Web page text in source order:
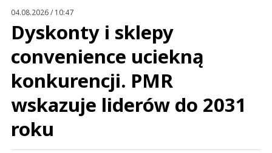
04.08.2026 / 10:47
Dyskonty i sklepy
convenience uciekną
konkurencji. PMR
wskazuje liderów do 2031
roku